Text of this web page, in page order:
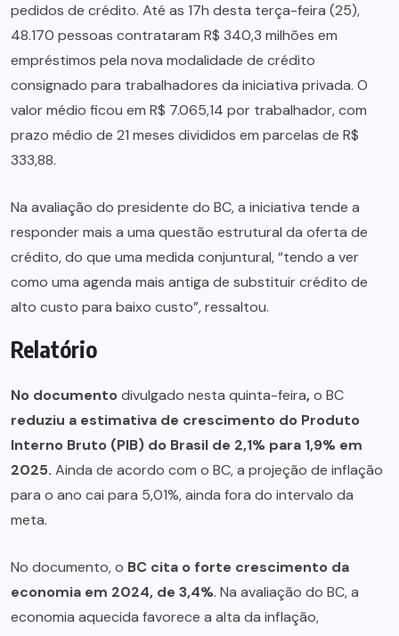
pedidos de crédito. Até as 17h desta terça-feira (25),
48.170 pessoas contrataram R$ 340,3 milhões em
empréstimos pela nova modalidade de crédito
consignado para trabalhadores da iniciativa privada. O
valor médio ficou em R$ 7.065,14 por trabalhador, com
prazo médio de 21 meses divididos em parcelas de R$
333,88.
Na avaliação do presidente do BC, a iniciativa tende a
responder mais a uma questão estrutural da oferta de
crédito, do que uma medida conjuntural, “tendo a ver
como uma agenda mais antiga de substituir crédito de
alto custo para baixo custo”, ressaltou.
Relatório
No documentodivulgado nesta quinta-feira,o BC
reduziu a estimativa de crescimento do Produto
Interno Bruto (PIB) do Brasil de 2,1% para 1,9% em
2025. Ainda de acordo com o BC, a projeção de inflação
para o ano cai para 5,01%, ainda fora do intervalo da
meta.
No documento, o BC cita o forte crescimento da
economia em 2024, de 3,4%. Na avaliação do BC, a
economia aquecida favorece a alta da inflação,